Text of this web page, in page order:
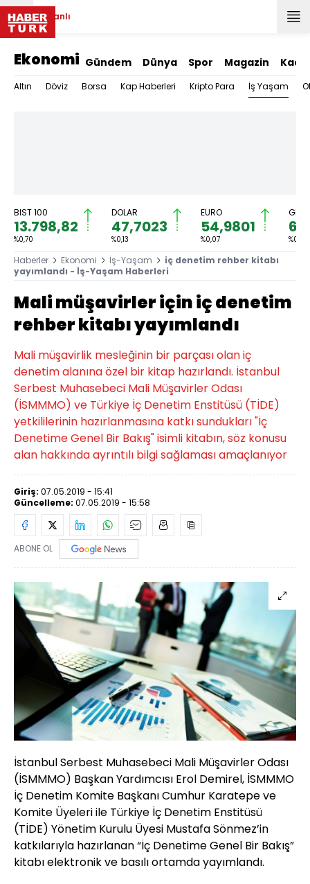
Canlı
Ekonomi Gündem Dünya Spor Magazin
Altın Döviz Borsa Kap Haberleri Kripto Para İş Yaşam
BIST 100
13.798,82
%0,70
DOLAR
47,7023
%0,13
EURO
54,9801
%0,07 %0,27
Haberler Ekonomi İş-Yaşam
iç denetim rehber kitabı
yayımlandı - İş-Yaşam Haberleri
Mali müşavirler için iç denetim
rehber kitabı yayımlandı
Mali müşavirlik mesleğinin bir parçası olan iç
denetim alanına özel bir kitap hazırlandı. İstanbul
Serbest Muhasebeci Mali Müşavirler Odası
(İSMMMO) ve Türkiye İç Denetim Enstitüsü (TİDE)
yetkililerinin hazırlanmasına katkı sundukları "İç
Denetime Genel Bir Bakış" isimli kitabın, söz konusu
alan hakkında ayrıntılı bilgi sağlaması amaçlanıyor
Giriş: 07.05.2019 - 15:41
Güncelleme: 07.05.2019 - 15:58
ABONE OL
İstanbul Serbest Muhasebeci Mali Müşavirler Odası
(İSMMMO) Başkan Yardımcısı Erol Demirel, İSMMMO
İç Denetim Komite Başkanı Cumhur Karatepe ve
Komite Üyeleri ile Türkiye İç Denetim Enstitüsü
(TİDE) Yönetim Kurulu Üyesi Mustafa Sönmez’in
katkılarıyla hazırlanan “İç Denetime Genel Bir Bakış”
kitabı elektronik ve basılı ortamda yayımlandı.